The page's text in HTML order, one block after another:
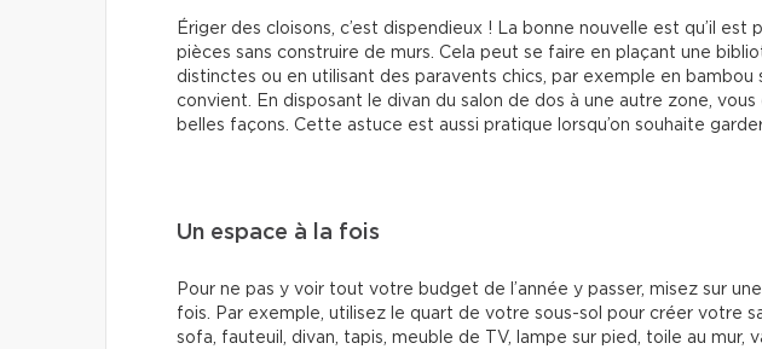
Ériger des cloisons, c’est dispendieux ! La bonne nouvelle est qu’il est
pièces sans construire de murs. Cela peut se faire en plaçant une
distinctes ou en utilisant des paravents chics, par exemple en bambou
convient. En disposant le divan du salon de dos à une autre zone,
belles façons. Cette astuce est aussi pratique lorsqu’on souhaite
Un espace à la fois
Pour ne pas y voir tout votre budget de l’année y passer, misez sur
fois. Par exemple, utilisez le quart de votre sous-sol pour créer votre
sofa, fauteuil, divan, tapis, meuble de TV, lampe sur pied, toile au mur,